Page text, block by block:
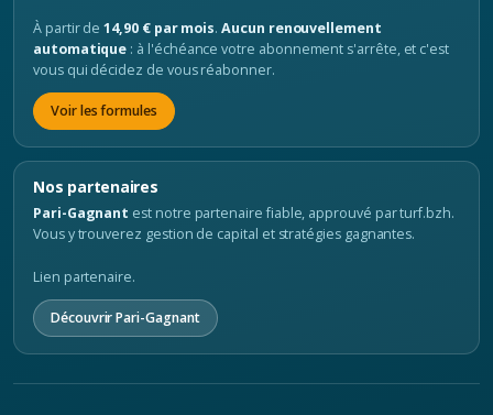
À partir de14,90 € par mois.Aucun renouvellement
automatique : à l'échéance votre abonnement s'arrête, et c'est
vous qui décidez de vous réabonner.
Voir les formules
Nos partenaires
Pari-Gagnant est notre partenaire fiable, approuvé par turf.bzh.
Vous y trouverez gestion de capital et stratégies gagnantes.
Lien partenaire.
Découvrir Pari-Gagnant